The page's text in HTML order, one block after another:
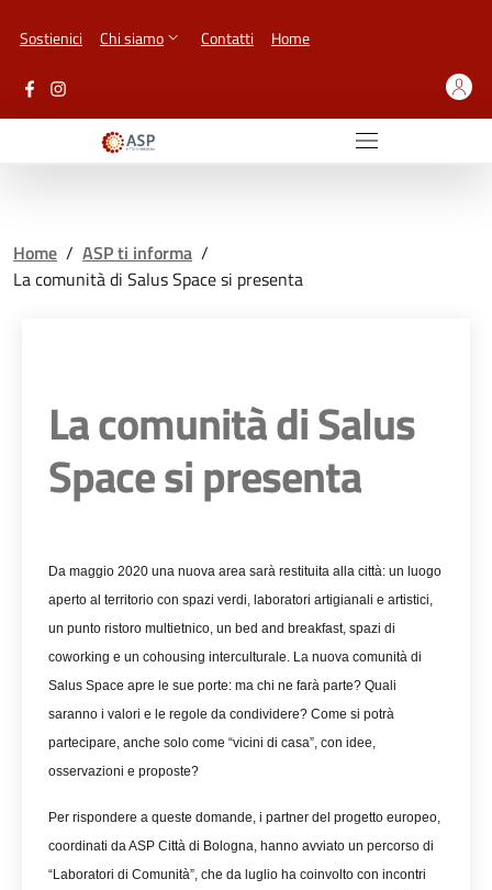
Sostienici Chi siamo Contatti Home
Home / ASP ti informa /
La comunità di Salus Space si presenta
La comunità di Salus
Space si presenta
Da maggio 2020 una nuova area sarà restituita alla città: un luogo
aperto al territorio con spazi verdi, laboratori artigianali e artistici,
un punto ristoro multietnico, un bed and breakfast, spazi di
coworking e un cohousing interculturale. La nuova comunità di
Salus Space apre le sue porte: ma chi ne farà parte? Quali
saranno i valori e le regole da condividere? Come si potrà
partecipare, anche solo come “vicini di casa”, con idee,
osservazioni e proposte?
Per rispondere a queste domande, i partner del progetto europeo,
coordinati da ASP Città di Bologna, hanno avviato un percorso di
“Laboratori di Comunità”, che da luglio ha coinvolto con incontri